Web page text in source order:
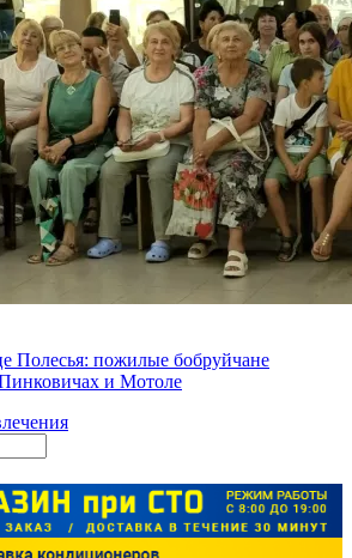
Полесья: пожилые бобруйчане
и Мотоле